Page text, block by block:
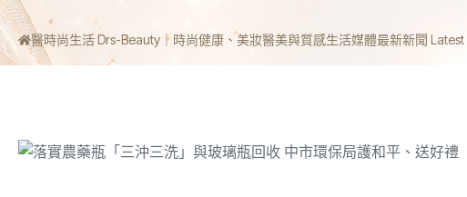
潮流趨勢 營養 醫師訪談 專家建議
醫時尚生活 Drs-Beauty｜時尚健康、美妝醫美與質感生活媒體最新新聞